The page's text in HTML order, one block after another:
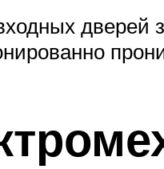
дверей